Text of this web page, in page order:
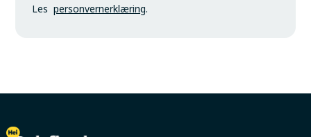
Lespersonvernerklæring.